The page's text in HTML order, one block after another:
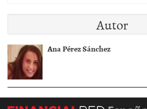
Autor
Ana Pérez Sánchez